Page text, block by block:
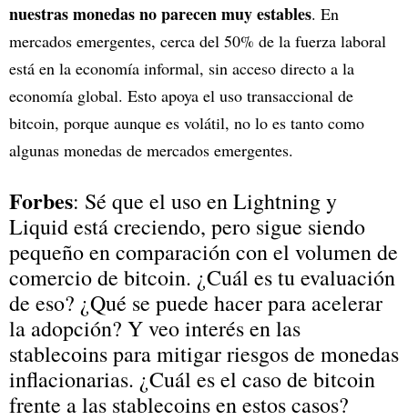
nuestras monedas no parecen muy estables. En
mercados emergentes, cerca del 50% de la fuerza laboral
está en la economía informal, sin acceso directo a la
economía global. Esto apoya el uso transaccional de
bitcoin, porque aunque es volátil, no lo es tanto como
algunas monedas de mercados emergentes.
Forbes: Sé que el uso en Lightning y
Liquid está creciendo, pero sigue siendo
pequeño en comparación con el volumen de
comercio de bitcoin. ¿Cuál es tu evaluación
de eso? ¿Qué se puede hacer para acelerar
la adopción? Y veo interés en las
stablecoins para mitigar riesgos de monedas
inflacionarias. ¿Cuál es el caso de bitcoin
frente a las stablecoins en estos casos?